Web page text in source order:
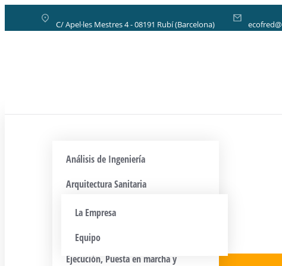
C/ Apel·les Mestres 4 - 08191 Rubí (Barcelona)
Análisis de Ingeniería
Arquitectura Sanitaria
Sistemas de Climatización HVAC
Control y Automatización
Ejecución, Puesta en marcha y
La Empresa
Equipo